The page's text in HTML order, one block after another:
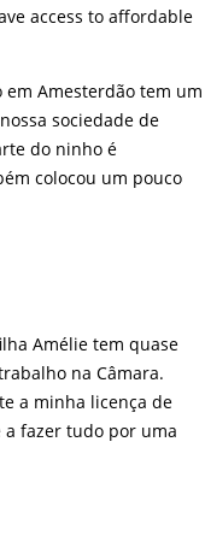
access to affordable
Amesterdão tem um
sociedade de
do ninho é
colocou um pouco
Amélie tem quase
na Câmara.
a minha licença de
fazer tudo por uma